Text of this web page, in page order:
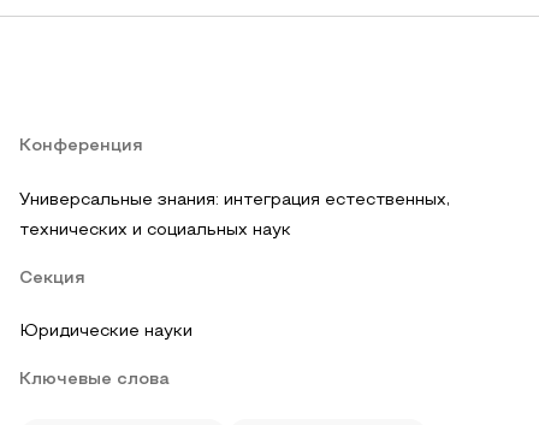
Конференция
Универсальные знания: интеграция естественных,
технических и социальных наук
Секция
Юридические науки
Ключевые слова